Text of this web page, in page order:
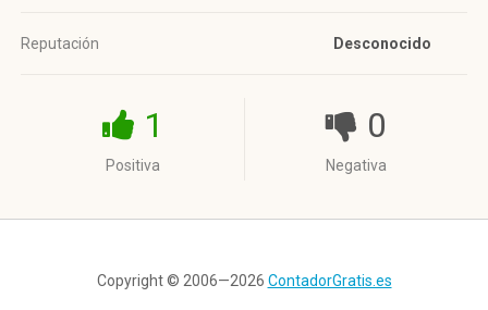
Reputación Desconocido
1
Positiva
0
Negativa
Copyright © 2006—2026 ContadorGratis.es